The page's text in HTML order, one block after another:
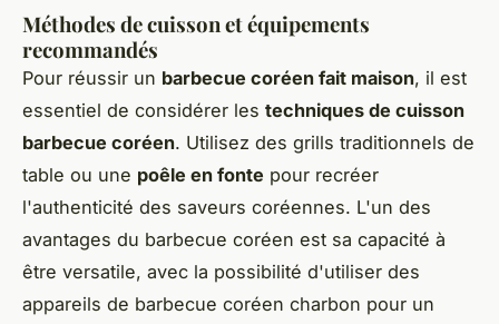
Méthodes de cuisson et équipements
recommandés
Pour réussir un barbecue coréen fait maison, il est
essentiel de considérer les techniques de cuisson
barbecue coréen. Utilisez des grills traditionnels de
table ou une poêle en fonte pour recréer
l'authenticité des saveurs coréennes. L'un des
avantages du barbecue coréen est sa capacité à
être versatile, avec la possibilité d'utiliser des
appareils de barbecue coréen charbon pour un